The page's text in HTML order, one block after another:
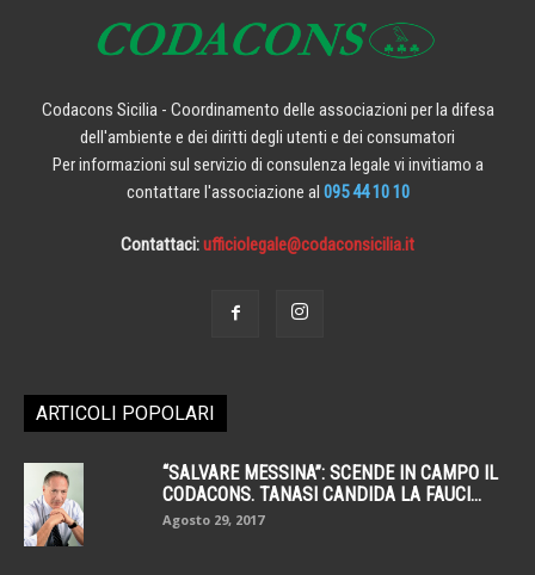
Codacons Sicilia - Coordinamento delle associazioni per la difesa
dell'ambiente e dei diritti degli utenti e dei consumatori
Per informazioni sul servizio di consulenza legale vi invitiamo a
contattare l'associazione al 095 44 10 10
Contattaci:ufficiolegale@codaconsicilia.it
ARTICOLI POPOLARI
“SALVARE MESSINA”: SCENDE IN CAMPO IL
CODACONS. TANASI CANDIDA LA FAUCI...
Agosto 29, 2017